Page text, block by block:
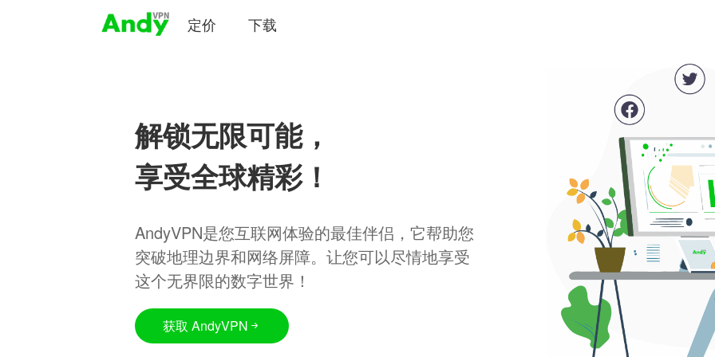
定价 下载
解锁无限可能，
享受全球精彩！
AndyVPN是您互联网体验的最佳伴侣，它帮助您
突破地理边界和网络屏障。让您可以尽情地享受
这个无界限的数字世界！
获取 AndyVPN